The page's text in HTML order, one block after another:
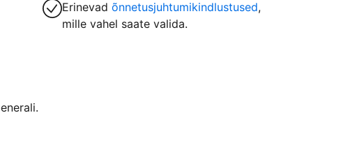
Erinevadõnnetusjuhtumikindlustused,
mille vahel saate valida.